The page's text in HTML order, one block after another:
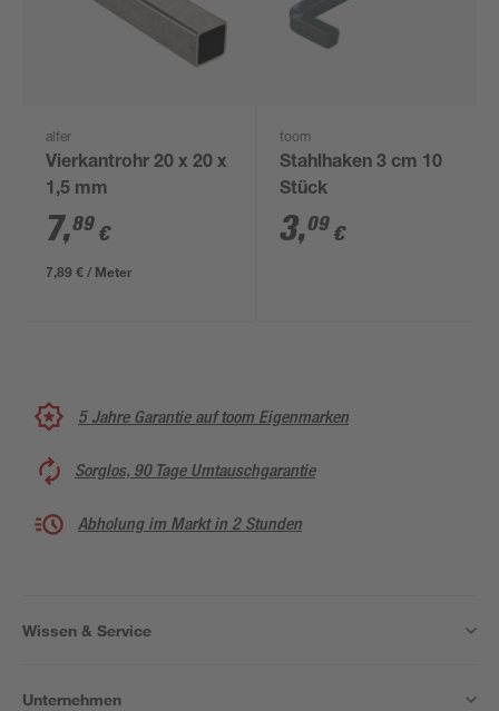
alfer
Vierkantrohr 20 x 20 x
1,5 mm
7,89 €
7,89 € / Meter
toom
Stahlhaken 3 cm 10
Stück
3,09 €
5 Jahre Garantie auf toom Eigenmarken
Sorglos, 90 Tage Umtauschgarantie
Abholung im Markt in 2 Stunden
Wissen & Service
Unternehmen